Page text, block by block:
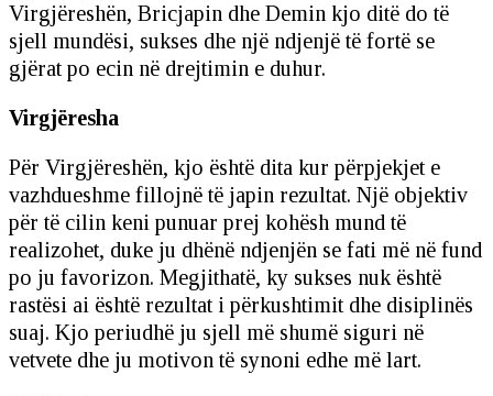
Virgjëreshën, Bricjapin dhe Demin kjo ditë do të
sjell mundësi, sukses dhe një ndjenjë të fortë se
gjërat po ecin në drejtimin e duhur.
Virgjëresha
Për Virgjëreshën, kjo është dita kur përpjekjet e
vazhdueshme fillojnë të japin rezultat. Një objektiv
për të cilin keni punuar prej kohësh mund të
realizohet, duke ju dhënë ndjenjën se fati më në fund
po ju favorizon. Megjithatë, ky sukses nuk është
rastësi ai është rezultat i përkushtimit dhe disiplinës
suaj. Kjo periudhë ju sjell më shumë siguri në
vetvete dhe ju motivon të synoni edhe më lart.